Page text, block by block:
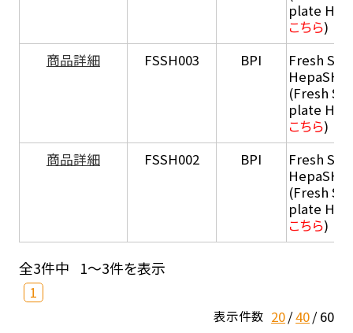
plate
こちら)
商品詳細
FSSH003 BPI
Fresh
HepaSH®
(Fresh
plate
こちら)
商品詳細
FSSH002 BPI
Fresh
HepaSH®
(Fresh
plate
こちら)
全3件中 1～3件を表示
1
表示件数 20 40 60